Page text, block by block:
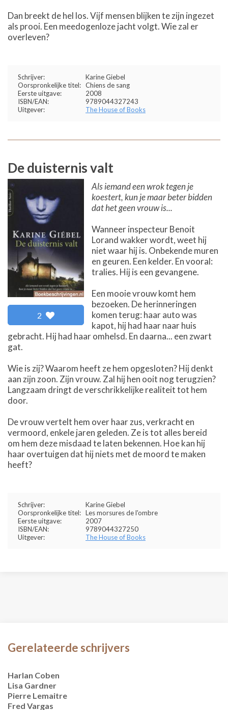
Dan breekt de hel los. Vijf mensen blijken te zijn ingezet
als prooi. Een meedogenloze jacht volgt. Wie zal er
overleven?
Schrijver:
Karine Giebel
Oorspronkelijke titel: Chiens de sang
Eerste uitgave:
2008
ISBN/EAN:
9789044327243
Uitgever:
The House of Books
De duisternis valt
2
Als iemand een wrok tegen je
koestert, kun je maar beter bidden
dat het geen vrouw is...
Wanneer inspecteur Benoit
Lorand wakker wordt, weet hij
niet waar hij is. Onbekende muren
en geuren. Een kelder. En vooral:
tralies. Hij is een gevangene.
Een mooie vrouw komt hem
bezoeken. De herinneringen
komen terug: haar auto was
kapot, hij had haar naar huis
gebracht. Hij had haar omhelsd. En daarna... een zwart
gat.
Wie is zij? Waarom heeft ze hem opgesloten? Hij denkt
aan zijn zoon. Zijn vrouw. Zal hij hen ooit nog terugzien?
Langzaam dringt de verschrikkelijke realiteit tot hem
door.
De vrouw vertelt hem over haar zus, verkracht en
vermoord, enkele jaren geleden. Ze is tot alles bereid
om hem deze misdaad te laten bekennen. Hoe kan hij
haar overtuigen dat hij niets met de moord te maken
heeft?
Schrijver:
Karine Giebel
Oorspronkelijke titel: Les morsures de l'ombre
Eerste uitgave:
2007
ISBN/EAN:
9789044327250
Uitgever:
The House of Books
Gerelateerde schrijvers
Harlan Coben
Lisa Gardner
Pierre Lemaitre
Fred Vargas